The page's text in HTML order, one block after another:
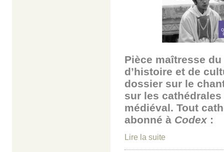
Pièce maîtresse
d’histoire et de
dossier sur le
sur les
médiéval. Tout
abonné à Codex :
Lire la suite